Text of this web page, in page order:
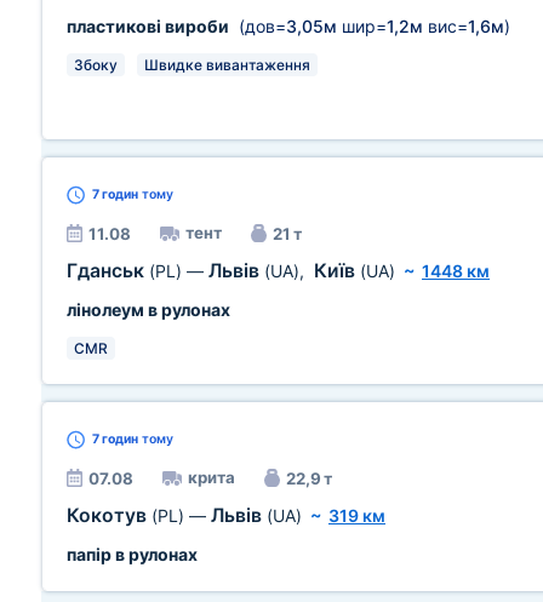
пластикові вироби (дов=3,05м шир=1,2м вис=1,6м)
Збоку Швидке вивантаження
7 годин тому
11.08 тент 21 т
Гданськ (PL) — Львів (UA), Київ (UA) ~ 1448 км
лінолеум в рулонах
CMR
7 годин тому
07.08 крита 22,9 т
Кокотув (PL) — Львів (UA) ~ 319 км
папір в рулонах